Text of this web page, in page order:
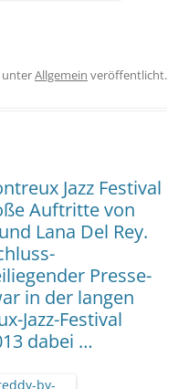
unterAllgemein veröffentlicht.
Jazz Festival
Auftritte von
Lana Del Rey.
Presse-
in der langen
Jazz-Festival
dabei …